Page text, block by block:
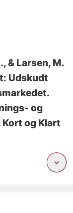
, & Larsen, M.
Udskudt
.
og
og Klart